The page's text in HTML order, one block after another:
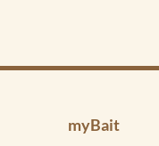
myBait